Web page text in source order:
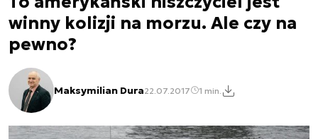
winny kolizji na morzu. Ale czy na
pewno?
Maksymilian Dura22.07.2017 1 min.